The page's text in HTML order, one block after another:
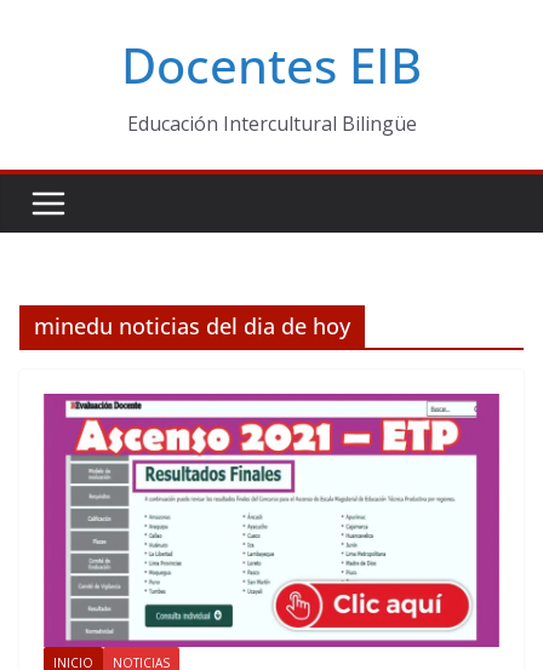
Docentes EIB
Educación Intercultural Bilingüe
minedu noticias del dia de hoy
INICIO NOTICIAS